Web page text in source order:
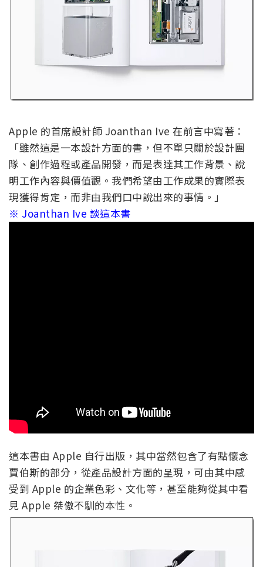
Apple 的首席設計師 Joanthan Ive 在前言中寫著：
「雖然這是一本設計方面的書，但不單只關於設計團
隊、創作過程或產品開發，而是表達其工作背景、說
明工作內容與價值觀。我們希望由工作成果的實際表
現獲得肯定，而非由我們口中說出來的事情。」
※ Joanthan Ive 談這本書
這本書由 Apple 自行出版，其中當然包含了有點懷念
賈伯斯的部分，從產品設計方面的呈現，可由其中感
受到 Apple 的企業色彩、文化等，甚至能夠從其中看
見 Apple 桀傲不馴的本性。